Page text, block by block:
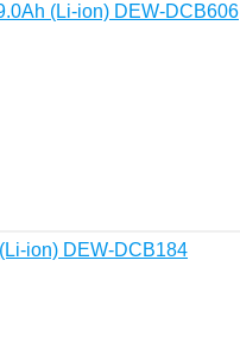
(Li-ion) DEW-DCB606
ion) DEW-DCB184